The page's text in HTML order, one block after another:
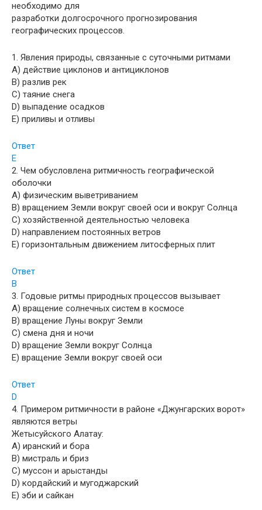
необходимо для
разработки долгосрочного прогнозирования
географических процессов.
1. Явления природы, связанные с суточными ритмами
A) действие циклонов и антициклонов
B) разлив рек
C) таяние снега
D) выпадение осадков
E) приливы и отливы
Ответ
E
2. Чем обусловлена ритмичность географической
оболочки
A) физическим выветриванием
B) вращением Земли вокруг своей оси и вокруг Солнца
C) хозяйственной деятельностью человека
D) направлением постоянных ветров
E) горизонтальным движением литосферных плит
Ответ
B
3. Годовые ритмы природных процессов вызывает
A) вращение солнечных систем в космосе
B) вращение Луны вокруг Земли
C) смена дня и ночи
D) вращение Земли вокруг Солнца
E) вращение Земли вокруг своей оси
Ответ
D
4. Примером ритмичности в районе «Джунгарских ворот»
являются ветры
Жетысуйского Алатау:
A) иранский и бора
B) мистраль и бриз
C) муссон и арыстанды
D) кордайский и мугоджарский
E) эби и сайкан